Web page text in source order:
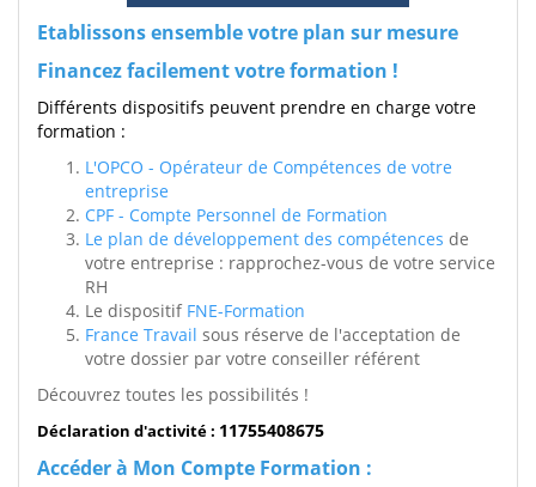
Etablissons ensemble votre plan sur mesure
Financez facilement votre formation !
Différents dispositifs peuvent prendre en charge votre
formation :
L'OPCO - Opérateur de Compétences de votre
entreprise
CPF - Compte Personnel de Formation
Le plan de développement des compétences de
votre entreprise : rapprochez-vous de votre service
RH
Le dispositif FNE-Formation
France Travail sous réserve de l'acceptation de
votre dossier par votre conseiller référent
Découvrez toutes les possibilités !
Déclaration d'activité : 11755408675
Accéder à Mon Compte Formation :